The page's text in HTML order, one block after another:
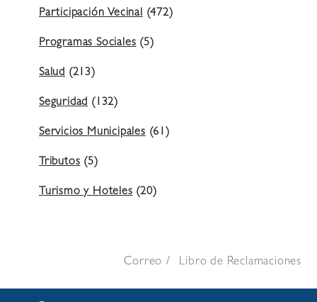
Participación Vecinal (472)
Programas Sociales (5)
Salud (213)
Seguridad (132)
Servicios Municipales (61)
Tributos (5)
Turismo y Hoteles (20)
Correo Libro de Reclamaciones